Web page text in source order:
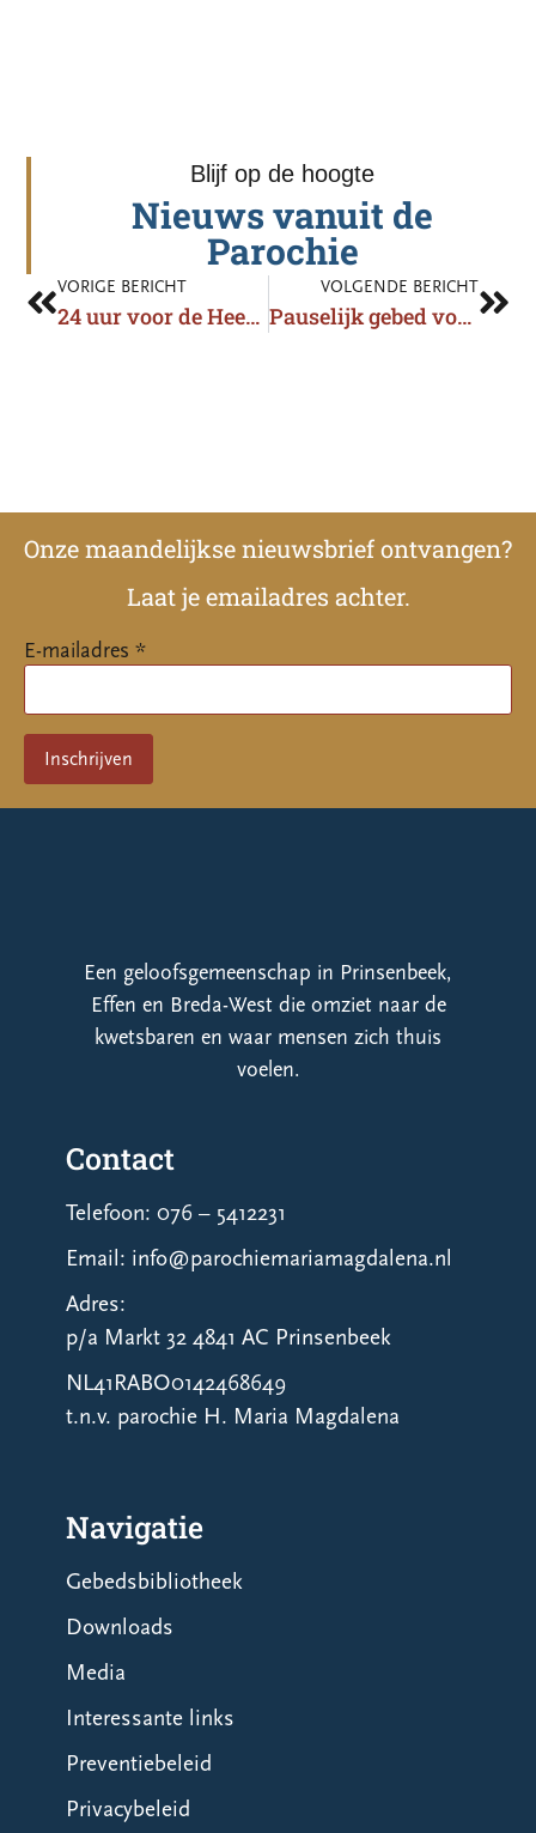
Blijf op de hoogte
Nieuws vanuit de
Parochie
VORIGE BERICHT
24 uur voor de Heer: Ik zal je rust geven
VOLGENDE BERICHT
Pauselijk gebed voor de vrede in Oekraïne op vrijdag 25 maart
Onze maandelijkse nieuwsbrief ontvangen?
Laat je emailadres achter.
E-mailadres *
Een geloofsgemeenschap in Prinsenbeek,
Effen en Breda-West die omziet naar de
kwetsbaren en waar mensen zich thuis
voelen.
Contact
Telefoon: 076 – 5412231
Email: info@parochiemariamagdalena.nl
Adres:
p/a Markt 32 4841 AC Prinsenbeek
NL41RABO0142468649
t.n.v. parochie H. Maria Magdalena
Navigatie
Gebedsbibliotheek
Downloads
Media
Interessante links
Preventiebeleid
Privacybeleid